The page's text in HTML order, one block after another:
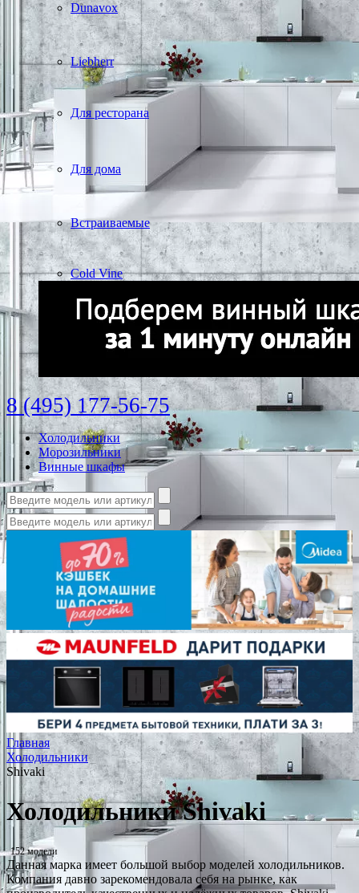
Dunavox
Liebherr
Для ресторана
Для дома
Встраиваемые
Cold Vine
8 (495) 177-56-75
Холодильники
Морозильники
Винные шкафы
Главная
Холодильники
Shivaki
Холодильники Shivaki
152 модели
Данная марка имеет большой выбор моделей холодильников.
Компания давно зарекомендовала себя на рынке, как